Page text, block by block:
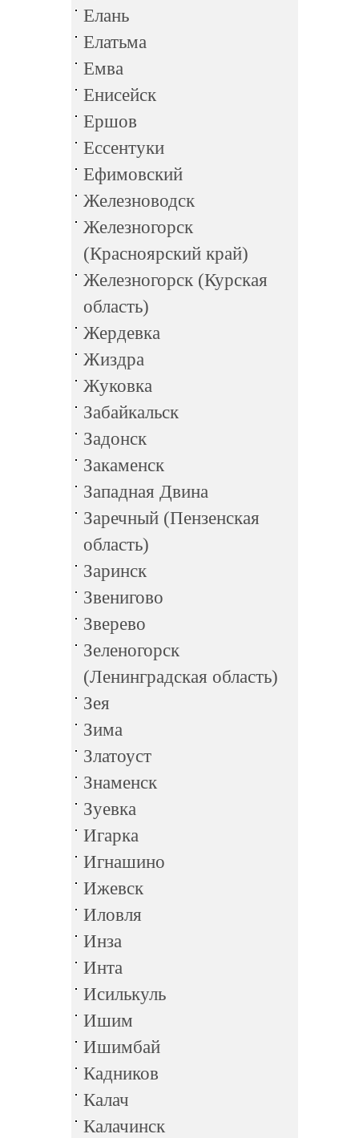
Елань
Елатьма
Емва
Енисейск
Ершов
Ессентуки
Ефимовский
Железноводск
Железногорск
(Красноярский край)
Железногорск (Курская
область)
Жердевка
Жиздра
Жуковка
Забайкальск
Задонск
Закаменск
Западная Двина
Заречный (Пензенская
область)
Заринск
Звенигово
Зверево
Зеленогорск
(Ленинградская область)
Зея
Зима
Златоуст
Знаменск
Зуевка
Игарка
Игнашино
Ижевск
Иловля
Инза
Инта
Исилькуль
Ишим
Ишимбай
Кадников
Калач
Калачинск